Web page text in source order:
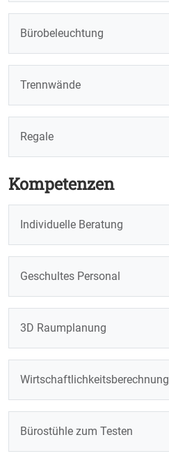
Bürobeleuchtung
Trennwände
Regale
Kompetenzen
Individuelle Beratung
Geschultes Personal
3D Raumplanung
Wirtschaftlichkeitsberechnung
Bürostühle zum Testen